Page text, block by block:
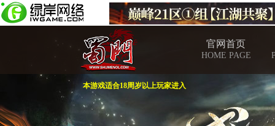
官网首页
HOME PAGE
本游戏适合18周岁以上玩家进入